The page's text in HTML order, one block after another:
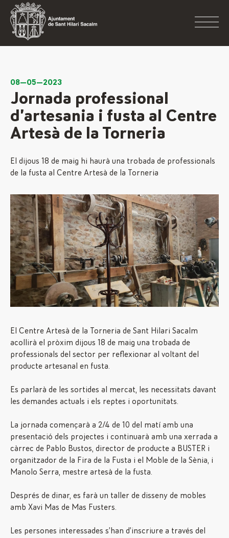
08—05—2023
Jornada professional
d’artesania i fusta al Centre
Artesà de la Torneria
El dijous 18 de maig hi haurà una trobada de professionals
de la fusta al Centre Artesà de la Torneria
El Centre Artesà de la Torneria de Sant Hilari Sacalm
acollirà el pròxim dijous 18 de maig una trobada de
professionals del sector per reflexionar al voltant del
producte artesanal en fusta.
Es parlarà de les sortides al mercat, les necessitats davant
les demandes actuals i els reptes i oportunitats.
La jornada començarà a 2/4 de 10 del matí amb una
presentació dels projectes i continuarà amb una xerrada a
càrrec de Pablo Bustos, director de producte a BUSTER i
organitzador de la Fira de la Fusta i el Moble de la Sènia, i
Manolo Serra, mestre artesà de la fusta.
Després de dinar, es farà un taller de disseny de mobles
amb Xavi Mas de Mas Fusters.
Les persones interessades s’han d’inscriure a través del